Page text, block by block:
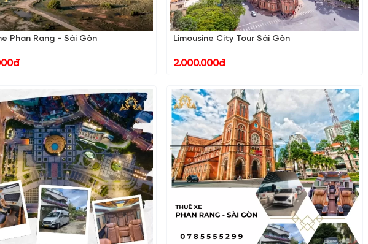
Phan Rang - Sài Gòn Limousine City Tour Sài Gòn
2.000.000đ